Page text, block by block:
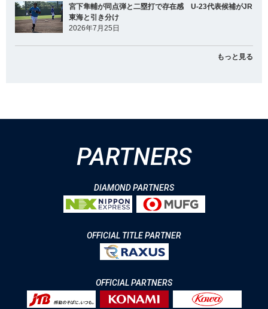
宮下隼輔が同点弾と二塁打で存在感 U-23代表候補がJR
東海と引き分け
2026年7月25日
もっと見る
PARTNERS
DIAMOND PARTNERS
OFFICIAL TITLE PARTNER
OFFICIAL PARTNERS